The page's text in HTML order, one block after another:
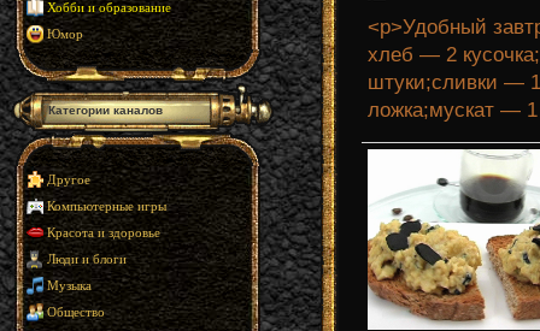
Хобби и образование
Юмор
Категории каналов
Другое
Компьютерные игры
Красота и здоровье
Люди и блоги
Музыка
Общество
<p>Удобный
хлеб — 2
штуки;сливки —
ложка;мускат —